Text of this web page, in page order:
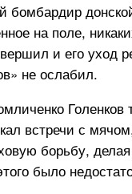
бомбардир
на поле,
и его уход
не ослабил.
Голенков
встречи с
борьбу,
было